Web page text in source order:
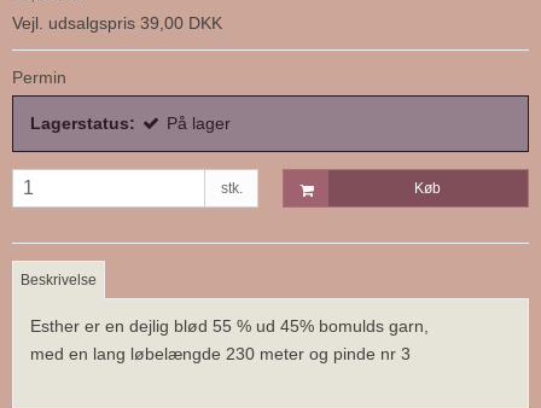
Vejl. udsalgspris 39,00 DKK
Permin
Lagerstatus: På lager
stk. Køb
Beskrivelse
Esther er en dejlig blød 55 % ud 45% bomulds garn,
med en lang løbelængde 230 meter og pinde nr 3